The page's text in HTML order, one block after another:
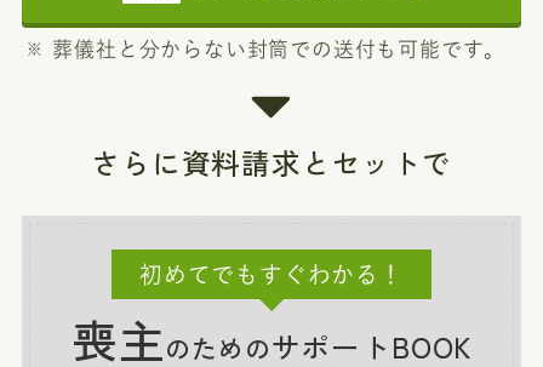
葬儀社と分からない封筒での送付も可能です。
さらに資料請求とセットで
初めてでもすぐわかる！
喪主のためのサポートBOOK